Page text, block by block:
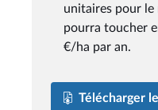
unitaires pour le
pourra toucher
€/ha par an.
Télécharger